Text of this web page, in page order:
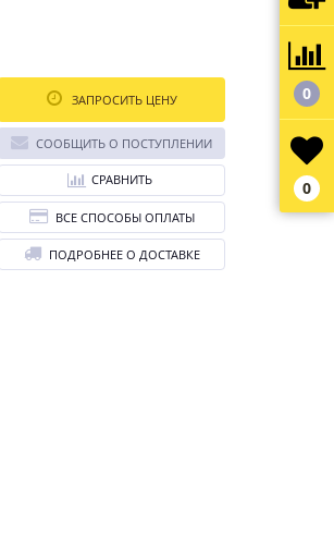
ЗАПРОСИТЬ ЦЕНУ
СООБЩИТЬ О ПОСТУПЛЕНИИ
СРАВНИТЬ
ВСЕ СПОСОБЫ ОПЛАТЫ
ПОДРОБНЕЕ О ДОСТАВКЕ
0
0